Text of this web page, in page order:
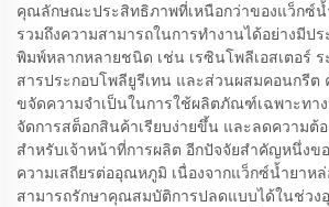
คุณลักษณะประสิทธิภาพที่เหนือกว่าของแว็กซ์
รวมถึงความสามารถในการทำงานได้อย่างมีป
พิมพ์หลากหลายชนิด เช่น เรซินโพลีเอสเตอร์
สารประกอบโพลียูรีเทน และส่วนผสมคอนกรีต
ขจัดความจำเป็นในการใช้ผลิตภัณฑ์เฉพาะทา
จัดการสต็อกสินค้าเรียบง่ายขึ้น และลดความต้
สำหรับเจ้าหน้าที่การผลิต อีกปัจจัยสำคัญหนึ่งข
ความเสถียรต่ออุณหภูมิ เนื่องจากแว็กซ์น้ำยา
สามารถรักษาคุณสมบัติการปลดแบบได้ในช่วง